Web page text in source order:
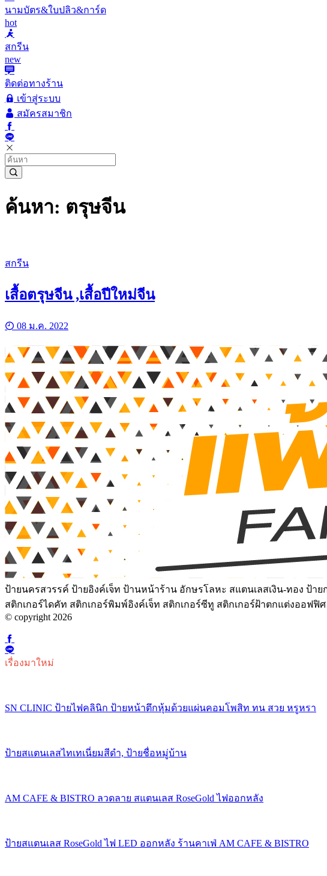
นามบัตร&ใบปลิว&การ์ด
hot
สกรีน
new
ติดต่อทางร้าน
เข้าสู่ระบบ
สมัครสมาชิก
ค้นหา: ตรุษจีน
สกรีน
เสื้อตรุษจีน ,เสื้อปีใหม่จีน
08 ม.ค. 2022
ป้ายนครสวรรค์ ป้ายอิงค์เจ็ท ป้านหน้าร้าน อักษรโลหะ สแตนเลสเงิน-ทอง ป้า
สติกเกอร์ไดคัท สติกเกอร์พิมพ์อิงค์เจ็ท สติกเกอร์ซีทู สติกเกอร์ฝ้าตกแต่งออฟ
© copyright 2026
เรื่องมาใหม่
SN CLINIC ป้ายไฟคลินิก ป้ายหน้าตึกหุ้มด้วยแผ่นคอมโพสิท ทน สวย หรูหรา
ป้ายสแตนเลสไทเทเนี่ยมสีดำ, ป้ายชื่อหมู่บ้าน
AM CAFE & BISTRO ลวดลาย สแตนเลส RoseGold ไฟออกหลัง
ป้ายสแตนเลส RoseGold ไฟ LED ออกหลัง ร้านคาเฟ่ AM CAFE & BISTRO